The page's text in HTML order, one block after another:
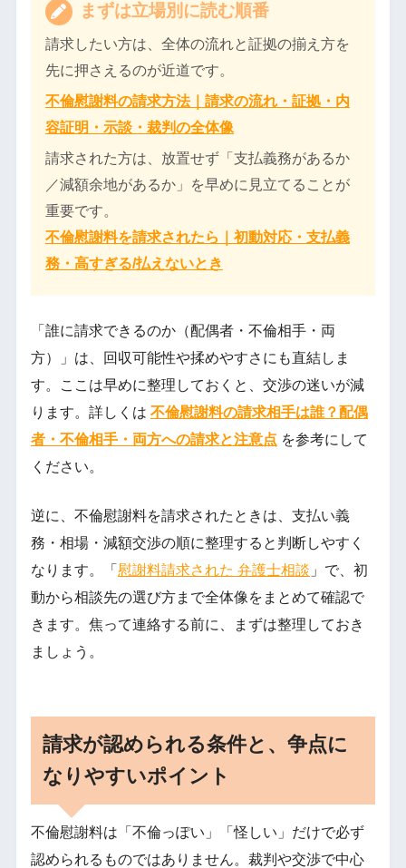
まずは立場別に読む順番
請求したい方は、全体の流れと証拠の揃え方を
先に押さえるのが近道です。
不倫慰謝料の請求方法｜請求の流れ・証拠・内
容証明・示談・裁判の全体像
請求された方は、放置せず「支払義務があるか
／減額余地があるか」を早めに見立てることが
重要です。
不倫慰謝料を請求されたら｜初動対応・支払義
務・高すぎる/払えないとき
「誰に請求できるのか（配偶者・不倫相手・両
方）」は、回収可能性や揉めやすさにも直結しま
す。ここは早めに整理しておくと、交渉の迷いが減
ります。詳しくは 不倫慰謝料の請求相手は誰？配偶
者・不倫相手・両方への請求と注意点 を参考にして
ください。
逆に、不倫慰謝料を請求されたときは、支払い義
務・相場・減額交渉の順に整理すると判断しやすく
なります。「 慰謝料請求された 弁護士相談 」で、初
動から相談先の選び方まで全体像をまとめて確認で
きます。焦って連絡する前に、まずは整理しておき
ましょう。
請求が認められる条件と、争点に
なりやすいポイント
不倫慰謝料は「不倫っぽい」「怪しい」だけで必ず
認められるものではありません。裁判や交渉で中心